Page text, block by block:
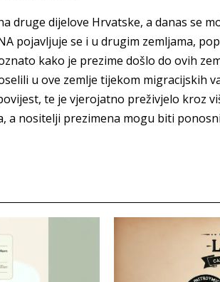
druge dijelove Hrvatske, a danas se
pojavljuje se i u drugim zemljama,
kako je prezime došlo do ovih
u ove zemlje tijekom migracijskih
te je vjerojatno preživjelo kroz
a nositelji prezimena mogu biti